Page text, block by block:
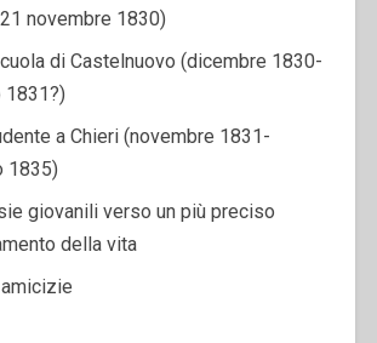
novembre 1830)
di Castelnuovo (dicembre 1830-
1831?)
a Chieri (novembre 1831-
1835)
giovanili verso un più preciso
della vita